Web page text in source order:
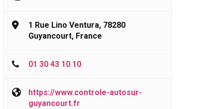
1 Rue Lino Ventura, 78280
Guyancourt, France
01 30 43 10 10
https://www.controle-autosur-
guyancourt.fr